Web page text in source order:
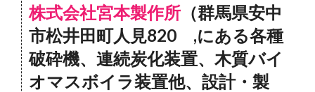
株式会社宮本製作所 （群馬県安中
市松井田町人見820 ,にある各種
破砕機、連続炭化装置、木質バイ
オマスボイラ装置他、設計・製